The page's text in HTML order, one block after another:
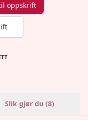
oppskrift
Slik gjør du (8)